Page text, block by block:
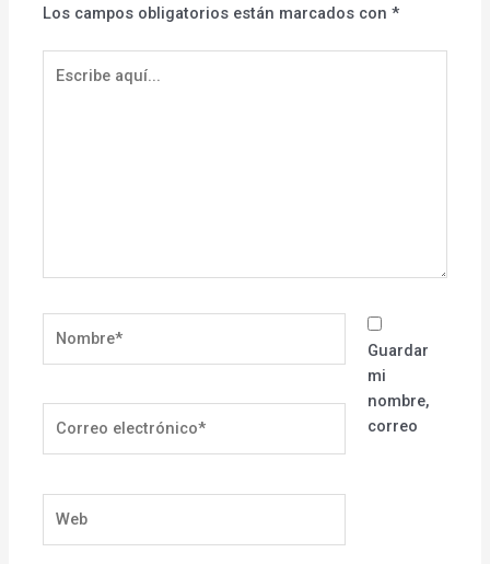
Los campos obligatorios están marcados con*
aquí...
electrónico*
Guardar
mi
nombre,
correo